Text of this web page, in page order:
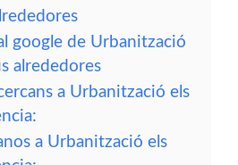
google de Urbanització
alrededores
a Urbanització els
a Urbanització els